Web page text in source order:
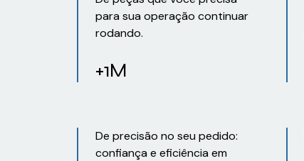
para sua operação continuar
rodando.
+1M
De precisão no seu pedido:
confiança e eficiência em